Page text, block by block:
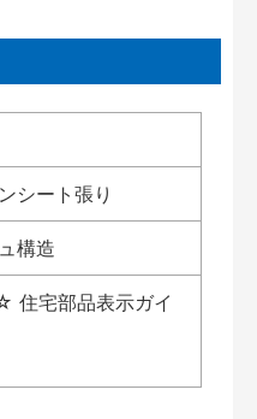
シート張り
構造
宅部品表示ガイ